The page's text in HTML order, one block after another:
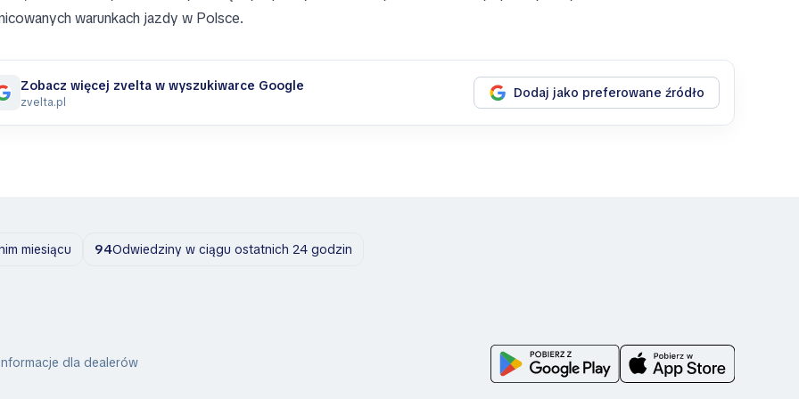
warunkach jazdy w Polsce.
Zobacz więcej zvelta w wyszukiwarce Google
zvelta.pl
Dodaj jako preferowane źródło
miesiącu 94Odwiedziny w ciągu ostatnich 24 godzin
dla dealerów